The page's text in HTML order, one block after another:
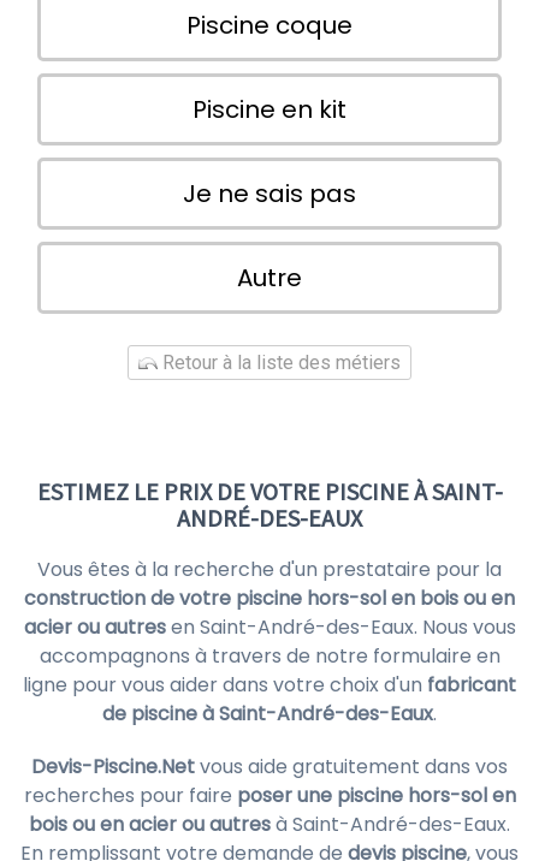
Piscine coque
Piscine en kit
Je ne sais pas
Autre
Retour à la liste des métiers
ESTIMEZ LE PRIX DE VOTRE PISCINE À SAINT-
ANDRÉ-DES-EAUX
Vous êtes à la recherche d'un prestataire pour la
construction de votre piscine hors-sol en bois ou en
acier ou autresen Saint-André-des-Eaux. Nous vous
accompagnons à travers de notre formulaire en
ligne pour vous aider dans votre choix d'un fabricant
de piscine à Saint-André-des-Eaux.
Devis-Piscine.Netvous aide gratuitement dans vos
recherches pour faire poser une piscine hors-sol en
bois ou en acier ou autresà Saint-André-des-Eaux.
En remplissant votre demande de devis piscine, vous